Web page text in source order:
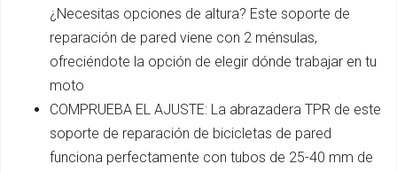
¿Necesitas opciones de altura? Este soporte de
reparación de pared viene con 2 ménsulas,
ofreciéndote la opción de elegir dónde trabajar en tu
moto
COMPRUEBA EL AJUSTE: La abrazadera TPR de este
soporte de reparación de bicicletas de pared
funciona perfectamente con tubos de 25-40 mm de